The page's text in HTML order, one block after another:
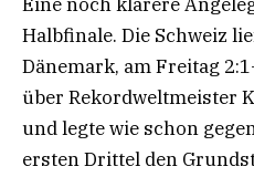
Eine noch klarere
Halbfinale. Die Schweiz
Dänemark, am Freitag
über Rekordweltmeister
und legte wie schon
ersten Drittel den